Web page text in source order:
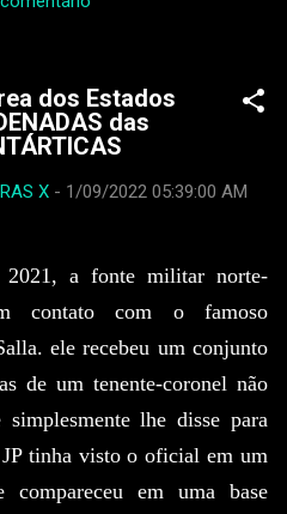
de ignorar defeitos na
Spirit AeroSystems. Ele perdeu
semanas atrás, ele teve
que ir ao hospital. Sua saúde
para ajudá-lo a respirar.
tinha os mesmos advogados
dos Estados
das
X - 1/09/2022 05:39:00 AM
a fonte militar norte-
contato com o famoso
ele recebeu um conjunto
de um tenente-coronel não
lhe disse para
JP tinha visto o oficial em um
compareceu em uma base